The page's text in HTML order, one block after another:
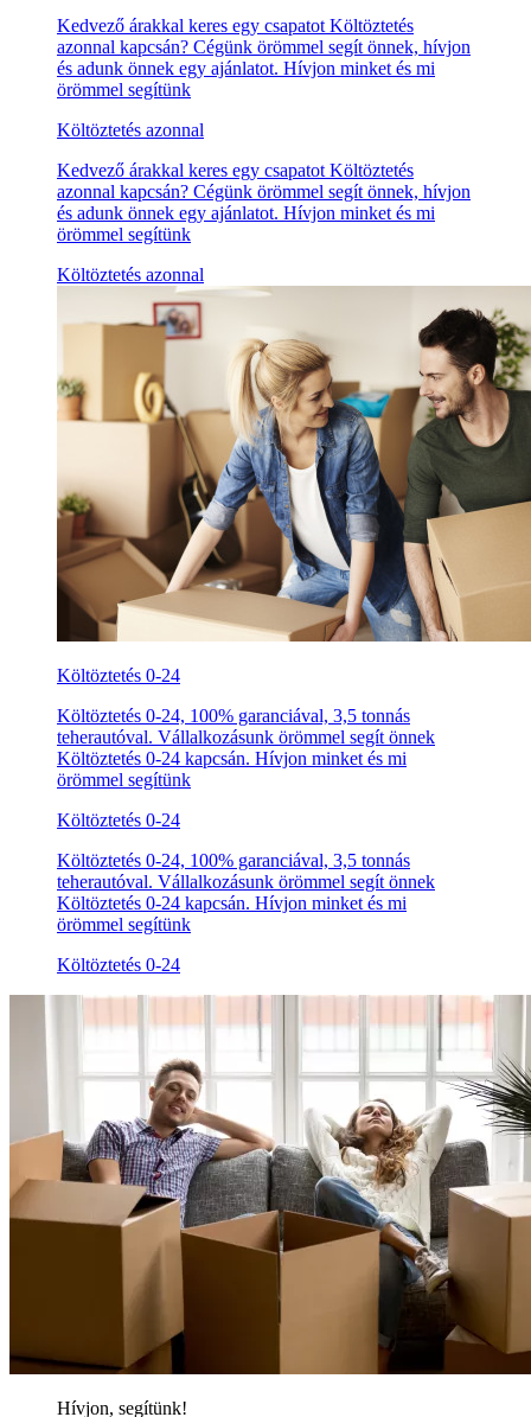
Kedvező árakkal keres egy csapatot Költöztetés
azonnal kapcsán? Cégünk örömmel segít önnek, hívjon
és adunk önnek egy ajánlatot. Hívjon minket és mi
örömmel segítünk
Költöztetés azonnal
Kedvező árakkal keres egy csapatot Költöztetés
azonnal kapcsán? Cégünk örömmel segít önnek, hívjon
és adunk önnek egy ajánlatot. Hívjon minket és mi
örömmel segítünk
Költöztetés azonnal
Költöztetés 0-24
Költöztetés 0-24, 100% garanciával, 3,5 tonnás
teherautóval. Vállalkozásunk örömmel segít önnek
Költöztetés 0-24 kapcsán. Hívjon minket és mi
örömmel segítünk
Költöztetés 0-24
Költöztetés 0-24, 100% garanciával, 3,5 tonnás
teherautóval. Vállalkozásunk örömmel segít önnek
Költöztetés 0-24 kapcsán. Hívjon minket és mi
örömmel segítünk
Költöztetés 0-24
Hívjon, segítünk!